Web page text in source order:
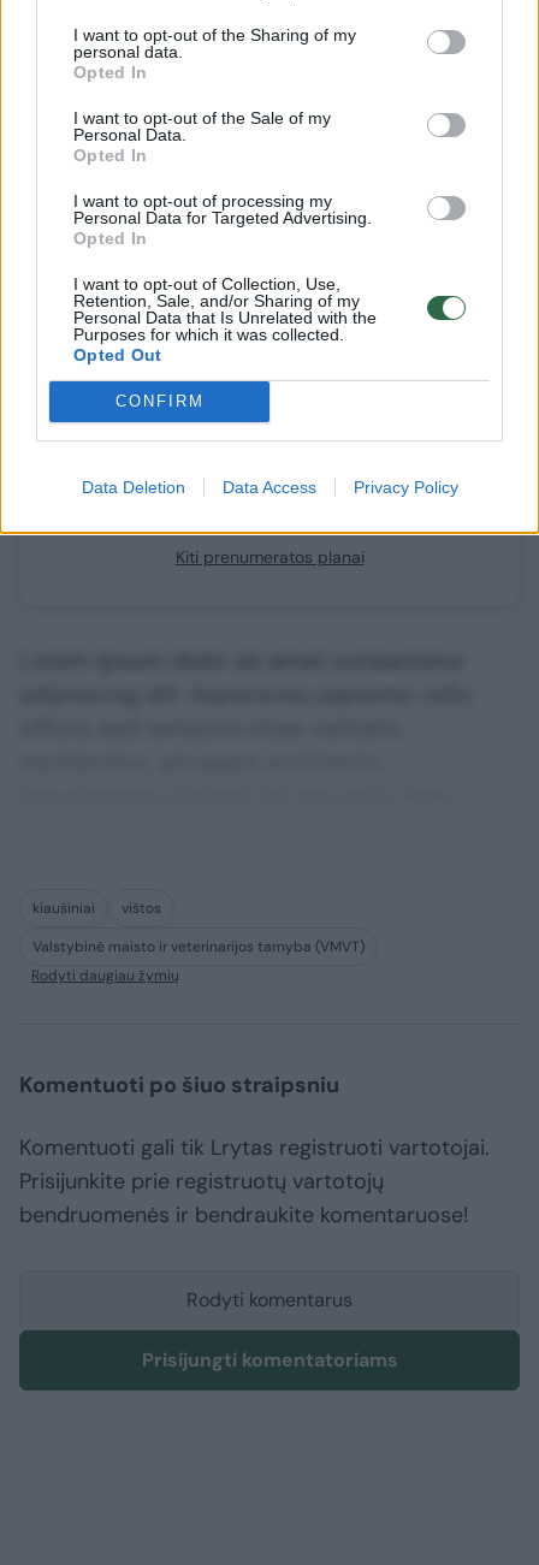
I want to opt-out of the Sharing of my
personal data.
Opted In
I want to opt-out of the Sale of my
Personal Data.
Opted In
I want to opt-out of processing my
Personal Data for Targeted Advertising.
Opted In
I want to opt-out of Collection, Use,
Retention, Sale, and/or Sharing of my
Personal Data that Is Unrelated with the
Purposes for which it was collected.
Opted Out
CONFIRM
Data Deletion Data Access Privacy Policy
Norite skaityti toliau?
prenumeratoriumi
Vos nuo 1 Eur / mėn.
Prenumeruoti
Kiti prenumeratos planai
kiaušiniai
vištos
Valstybinė maisto ir veterinarijos tarnyba (VMVT)
Rodyti daugiau žymių
Komentuoti po šiuo straipsniu
Komentuoti gali tik Lrytas registruoti vartotojai.
Prisijunkite prie registruotų vartotojų
bendruomenės ir bendraukite komentaruose!
Rodyti komentarus
Prisijungti komentatoriams